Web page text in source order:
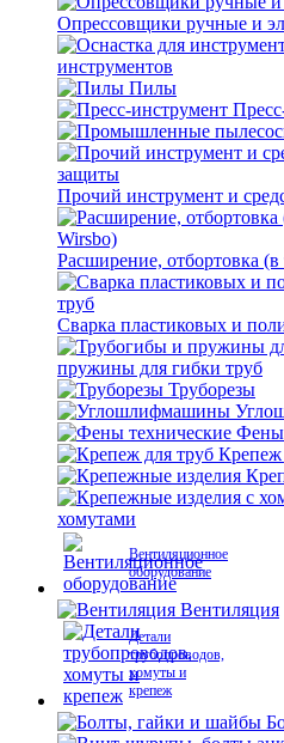
Опрессовщики ручные и
инструментов
Пилы
Прочий инструмент и
Расширение, отбортовка
Сварка пластиковых и
пружины для гибки труб
Труборезы
Фены
Крепеж
хомутами
Вентиляционное
оборудование
Вентиляция
Детали
трубопроводов,
хомуты и
крепеж